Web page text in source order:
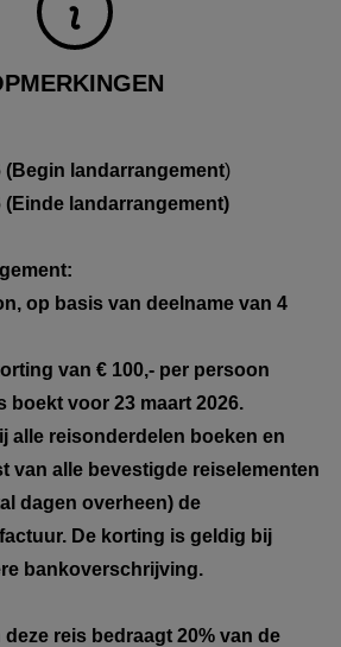
(Begin landarrangement)
(Einde landarrangement)
op basis van deelname van 4
van € 100,- per persoon
boekt voor 23 maart 2026.
alle reisonderdelen boeken en
van alle bevestigde reiselementen
dagen overheen) de
De korting is geldig bij
bankoverschrijving.
reis bedraagt 20% van de